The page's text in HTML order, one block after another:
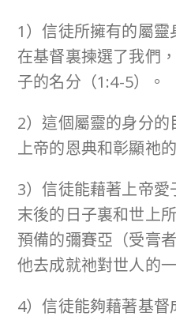
1）信徒所擁有的屬
在基督裏揀選了我們
子的名分（1:4-5）。
2）這個屬靈的身分
上帝的恩典和彰顯祂
3）信徒能藉著上帝
末後的日子裏和世上
預備的彌賽亞（受膏
他去成就祂對世人的
4）信徒能夠藉著基